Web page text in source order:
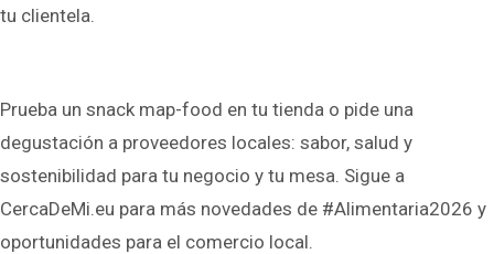
tu clientela.
Prueba un snack map-food en tu tienda o pide una
degustación a proveedores locales: sabor, salud y
sostenibilidad para tu negocio y tu mesa. Sigue a
CercaDeMi.eu para más novedades de #Alimentaria2026 y
oportunidades para el comercio local.